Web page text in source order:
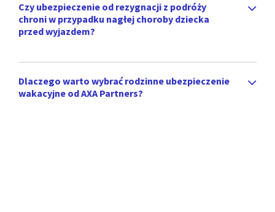
Czy ubezpieczenie od rezygnacji z podróży
chroni w przypadku nagłej choroby dziecka
przed wyjazdem?
Dlaczego warto wybrać rodzinne ubezpieczenie
wakacyjne od AXA Partners?